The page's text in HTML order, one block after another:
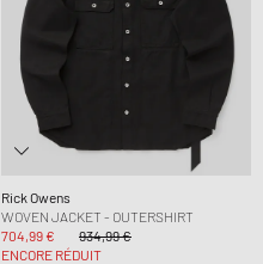
Rick Owens
WOVEN JACKET - OUTERSHIRT
704,99 €
934,99 €
ENCORE RÉDUIT